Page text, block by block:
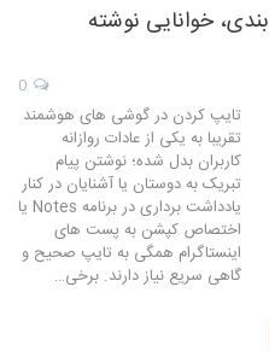
خوانایی نوشته
تایپ کردن در گوشی های هوشمند
تقریبا به یکی از عادات روازانه
کاربران بدل شده؛ نوشتن پیام
تبریک به دوستان یا آشنایان در کنار
یادداشت برداری در برنامه Notes یا
اختصاص کپشن به پست های
اینستاگرام همگی به تایپ صحیح و
گاهی سریع نیاز دارند. برخی…